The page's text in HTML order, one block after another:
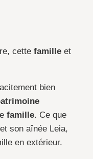
cettefamille et
bien
famille. Ce que
son aînée Leia,
en extérieur.